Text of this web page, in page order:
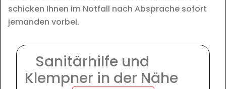
schicken Ihnen im Notfall nach Absprache sofort
jemanden vorbei.
Sanitärhilfe und
Klempner in der Nähe